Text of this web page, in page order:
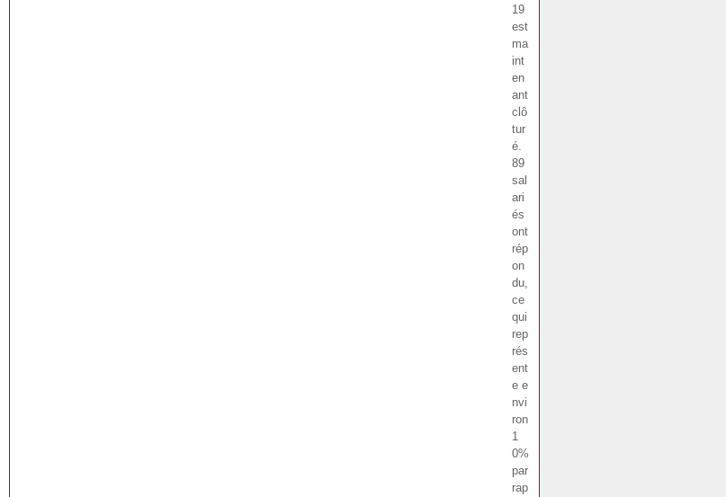
19
est
ma
int
en
ant
clô
tur
é.
89
sal
ari
és
ont
rép
on
du,
ce
qui
rep
rés
ent
e e
nvi
ron
1
0%
par
rap